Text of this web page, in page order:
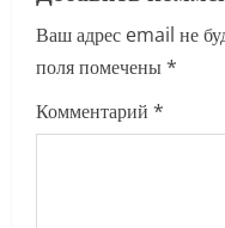
v
i
g
Ваш адрес email не
поля помечены*
Комментарий *